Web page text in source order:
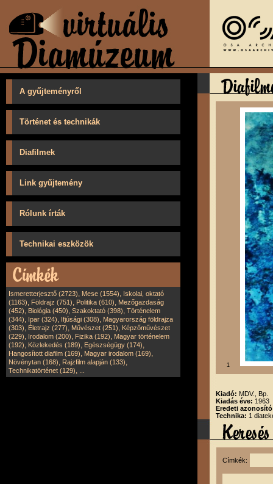
A gyűjteményről
Történet és technikák
Diafilmek
Link gyűjtemény
Rólunk írták
Technikai eszközök
Ismeretterjesztő (2723), Mese (1554), Iskolai, oktató
(1163), Földrajz (751), Politika (610), Mezőgazdaság
(452), Biológia (450), Szakoktató (398), Történelem
(344), Ipar (324), Ifjúsági (308), Magyarország földrajza
(303), Életrajz (277), Művészet (251), Képzőművészet
(229), Irodalom (200), Fizika (192), Magyar történelem
(192), Közlekedés (189), Egészségügy (174),
Hangosított diafilm (169), Magyar irodalom (169),
Növénytan (168), Rajzfilm alapján (133),
Technikatörténet (129),
1
Kiadó: MDV., Bp.
Kiadás éve: 1963
Eredeti
Technika: 1
Címkék: